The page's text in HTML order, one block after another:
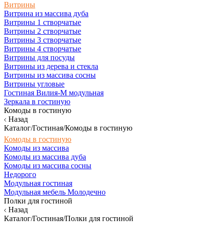
Витрины
Витрина из массива дуба
Витрины 1 створчатые
Витрины 2 створчатые
Витрины 3 створчатые
Витрины 4 створчатые
Витрины для посуды
Витрины из дерева и стекла
Витрины из массива сосны
Витрины угловые
Гостиная Вилия-М модульная
Зеркала в гостиную
Комоды в гостиную
Назад
Каталог/Гостиная/Комоды в гостиную
Комоды в гостиную
Комоды из массива
Комоды из массива дуба
Комоды из массива сосны
Недорого
Модульная гостиная
Модульная мебель Молодечно
Полки для гостиной
Назад
Каталог/Гостиная/Полки для гостиной